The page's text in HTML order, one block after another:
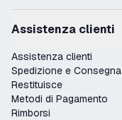
Assistenza clienti
Assistenza clienti
Spedizione e Consegna
Restituisce
Metodi di Pagamento
Rimborsi